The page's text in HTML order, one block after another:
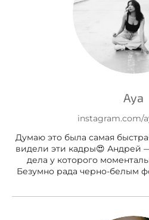
Aya
instagram.com/
Думаю это была самая
видели эти кадры😍 Андрей
дела у которого
Безумно рада черно-белым